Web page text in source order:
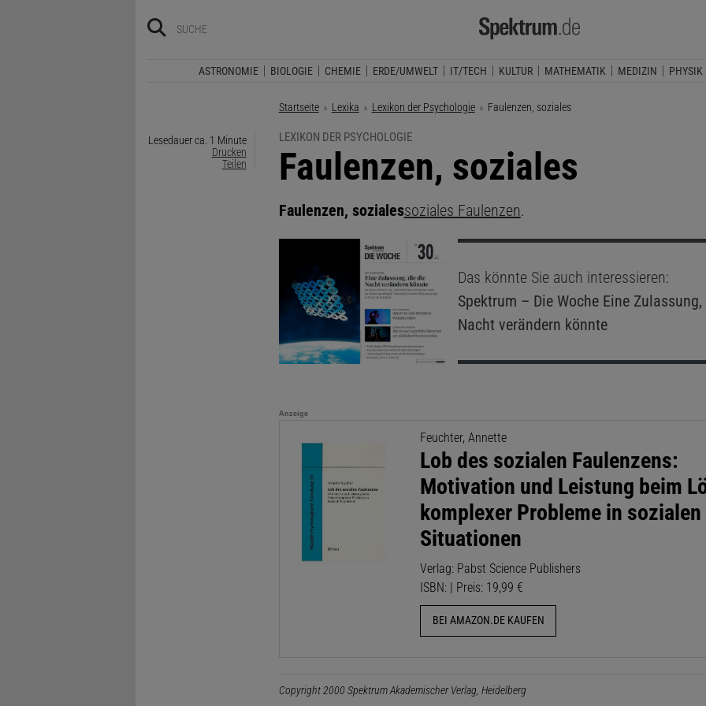
ASTRONOMIE BIOLOGIE CHEMIE ERDE/UMWELT IT/TECH KULTUR MATHEMATIK MEDIZIN PHYSIK
Startseite Lexika Lexikon der Psychologie Aktuelle Seite:
Faulenzen, soziales
Lesedauer ca. 1 Minute
Drucken
Teilen
LEXIKON DER PSYCHOLOGIE
:
Faulenzen, soziales
Faulenzen, sozialessoziales Faulenzen.
Das könnte Sie auch interessieren:
Spektrum – Die WocheEine Zulassung,
Nacht verändern könnte
Anzeige
Feuchter, Annette
Lob des sozialen Faulenzens:
Motivation und Leistung beim
komplexer Probleme in sozialen
Situationen
Verlag: Pabst Science Publishers
ISBN: | Preis: 19,99 €
BEI AMAZON.DE KAUFEN
Copyright 2000 Spektrum Akademischer Verlag, Heidelberg